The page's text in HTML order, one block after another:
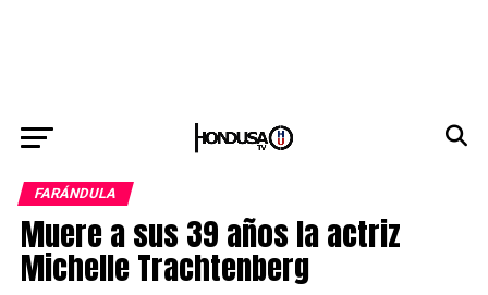
FARÁNDULA
Muere a sus 39 años la actriz
Michelle Trachtenberg